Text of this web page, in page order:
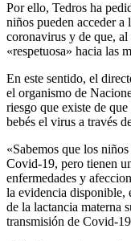
Por ello, Tedros ha
niños pueden acceder a
coronavirus y de que,
«respetuosa» hacia las
En este sentido, el
el organismo de
riesgo que existe de
bebés el virus a través
«Sabemos que los
Covid-19, pero tienen
enfermedades y
la evidencia disponible,
de la lactancia materna
transmisión de Covid-